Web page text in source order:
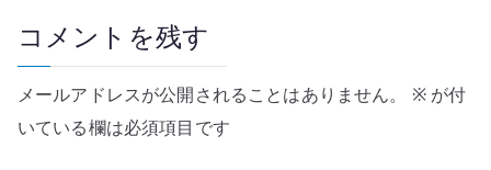
ゲ
ー
シ
コメントを残す
メールアドレスが公開されることはありません。 ※が付
いている欄は必須項目です